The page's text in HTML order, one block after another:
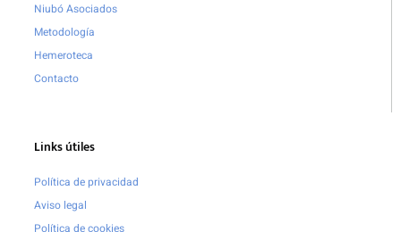
Niubó Asociados
Metodología
Hemeroteca
Contacto
Links útiles
Política de privacidad
Aviso legal
Política de cookies